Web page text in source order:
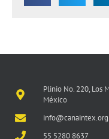
Plinio No. 220, Los
México
55 5280 8637